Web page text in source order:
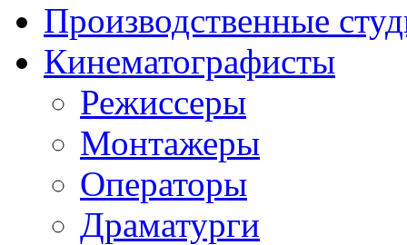
Производственные
Кинематографисты
Режиссеры
Монтажеры
Операторы
Драматурги